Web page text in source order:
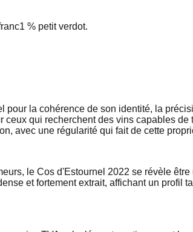
1 % petit verdot.
pour la cohérence de son identité, la
qui recherchent des vins capables
avec une régularité qui fait de cette
le Cos d'Estournel 2022 se révèle
et fortement extrait, affichant un